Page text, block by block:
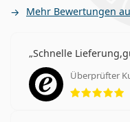
Mehr Bewertungen
Schnelle
Überprüfter